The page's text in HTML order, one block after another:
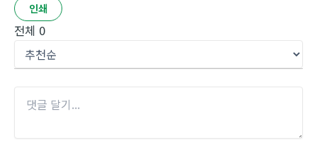
인쇄
전체 0